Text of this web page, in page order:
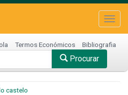
Termos Económicos Bibliografia
Procurar
castelo